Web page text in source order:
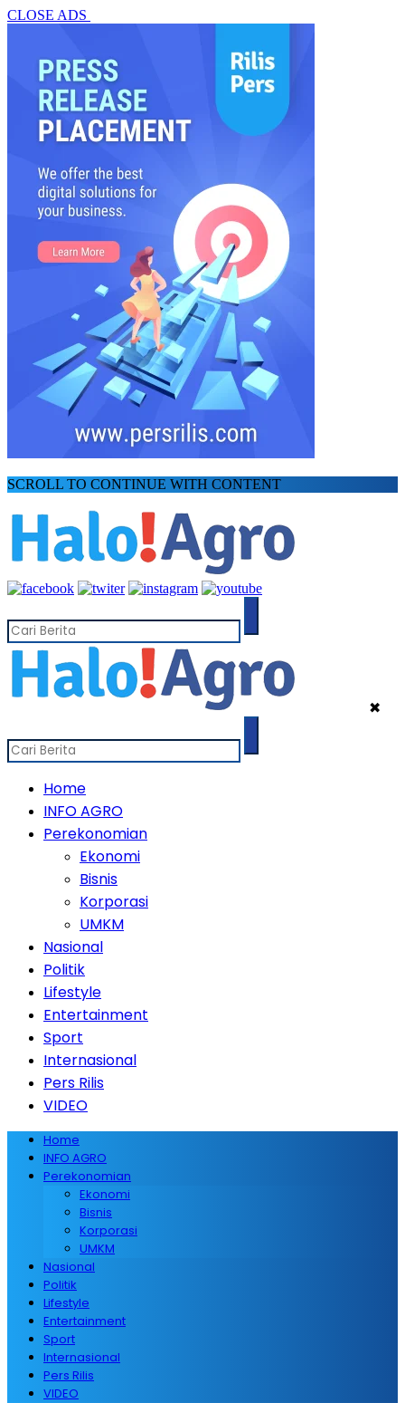
CLOSE ADS
SCROLL TO CONTINUE WITH CONTENT
✖
Home
INFO AGRO
Perekonomian
Ekonomi
Bisnis
Korporasi
UMKM
Nasional
Politik
Lifestyle
Entertainment
Sport
Internasional
Pers Rilis
VIDEO
Home
INFO AGRO
Perekonomian
Ekonomi
Bisnis
Korporasi
UMKM
Nasional
Politik
Lifestyle
Entertainment
Sport
Internasional
Pers Rilis
VIDEO